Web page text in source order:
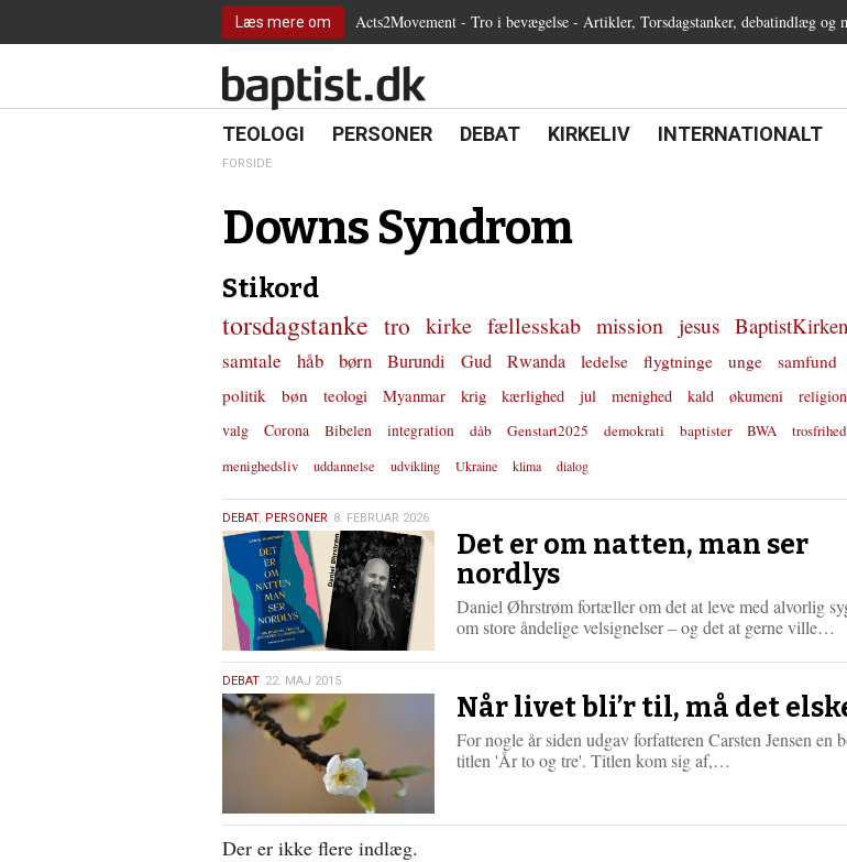
gå
for
6.0:
Internationalt
Læs mere om Acts2Movement - Tro i bevægelse - Artikler, Torsdagstanker, debatindlæg og
18.0:
TEOLOGI 19.0:
PERSONER 20.0:
DEBAT 21.0:
KIRKELIV 22.0:
INTERNATIONALT
FORSIDE
Downs Syndrom
Stikord
torsdagstanke tro kirke fællesskab mission jesus BaptistKirken
samtale håb børn Burundi Gud Rwanda ledelse flygtninge unge samfund
politik
bøn teologi Myanmar krig kærlighed jul menighed kald økumeni
valg
Corona Bibelen integration dåb Genstart2025 demokrati baptister BWA
trosfrihed
menighedsliv
uddannelse udvikling Ukraine klima dialog
8.
februar
2026
DEBAT, PERSONER 8. FEBRUAR 2026
Det er om natten, man ser
nordlys
Daniel Øhrstrøm fortæller om det at leve med alvorlig
om store åndelige velsignelser – og det at gerne ville…
s
e
r
e
22.
maj
2015
DEBAT 22. MAJ 2015
Når livet bli’r til, må det
For nogle år siden udgav forfatteren Carsten Jensen en
titlen 'År to og tre'. Titlen kom sig af,…
m
Der er ikke flere indlæg.